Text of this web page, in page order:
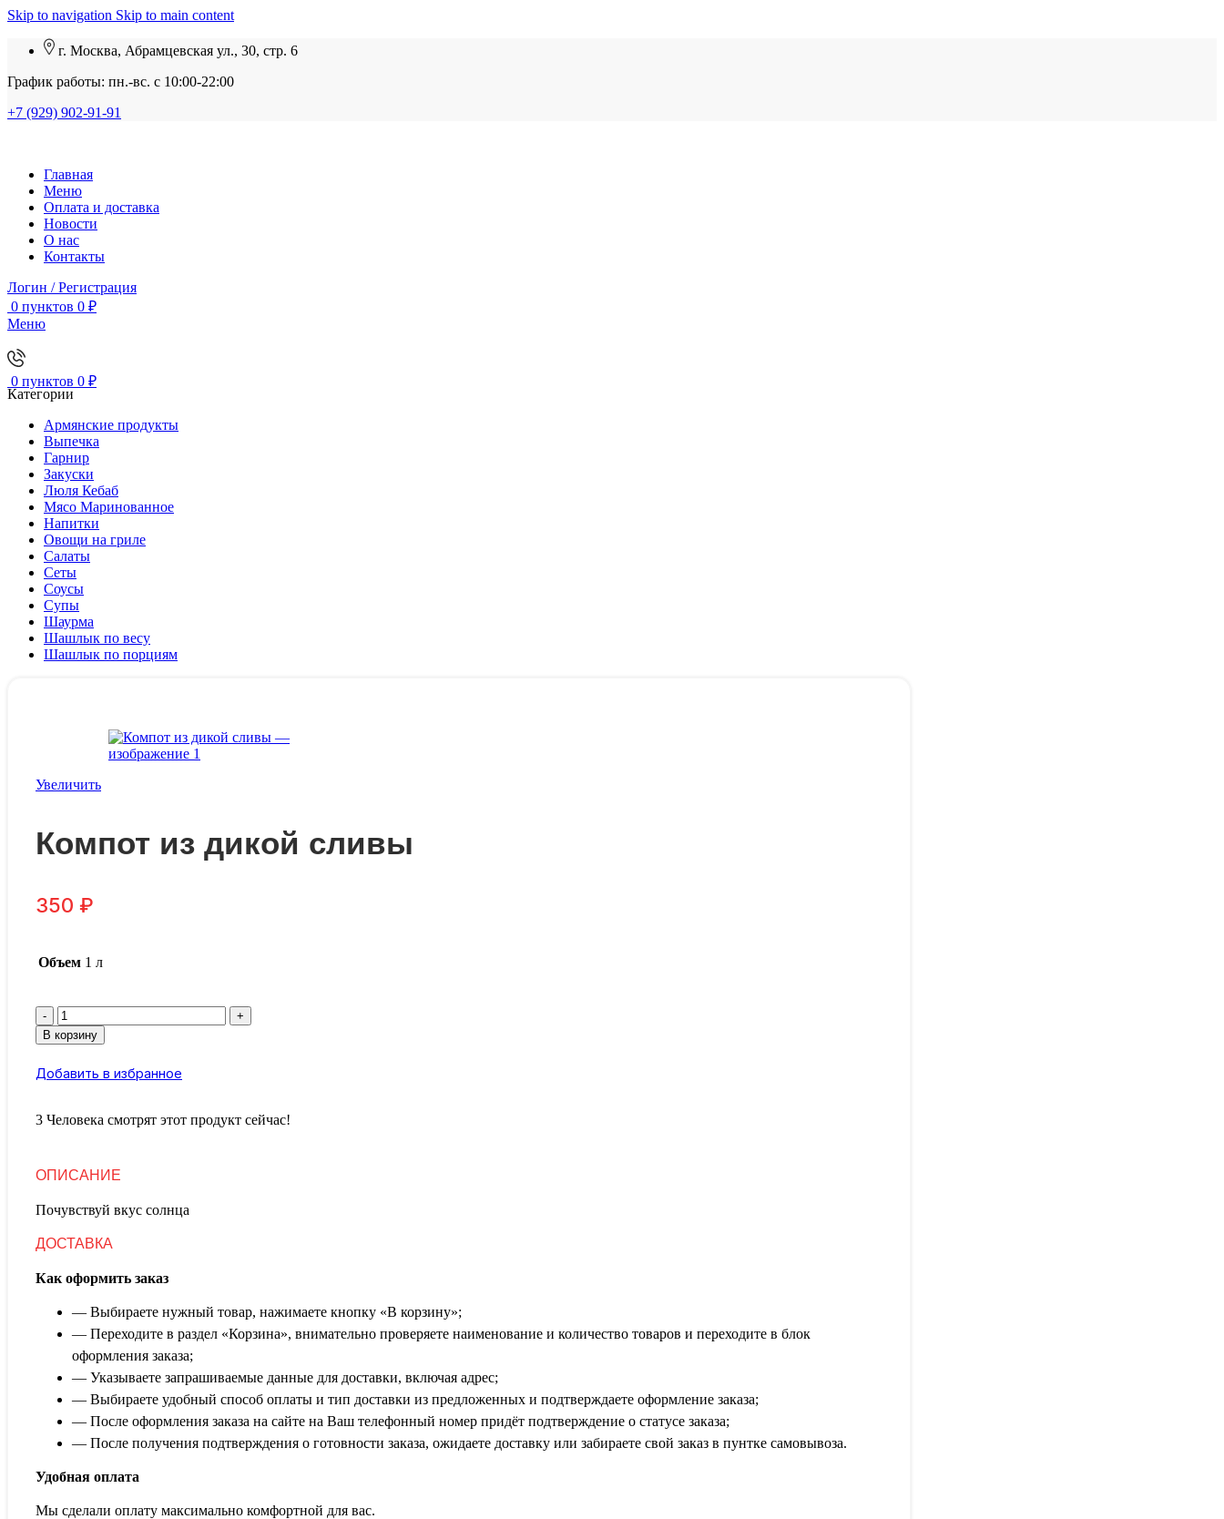
Skip to navigation Skip to main content
г. Москва, Абрамцевская ул., 30, стр. 6
График работы: пн.-вс. с 10:00-22:00
+7 (929) 902-91-91
Главная
Меню
Оплата и доставка
Новости
О нас
Контакты
Логин / Регистрация
0 пунктов 0 ₽
Меню
0 пунктов 0 ₽
Категории
Армянские продукты
Выпечка
Гарнир
Закуски
Люля Кебаб
Мясо Маринованное
Напитки
Овощи на гриле
Салаты
Сеты
Соусы
Супы
Шаурма
Шашлык по весу
Шашлык по порциям
Увеличить
Компот из дикой сливы
350 ₽
Объем 1 л
Количество
товара
Компот
дикой
В корзину
Добавить в избранное
3 Человека смотрят этот продукт сейчас!
ОПИСАНИЕ
Почувствуй вкус солнца
ДОСТАВКА
Как оформить заказ
— Выбираете нужный товар, нажимаете кнопку «В корзину»;
— Переходите в раздел «Корзина», внимательно проверяете наименование и количество товаров и переходите в блок
оформления заказа;
— Указываете запрашиваемые данные для доставки, включая адрес;
— Выбираете удобный способ оплаты и тип доставки из предложенных и подтверждаете оформление заказа;
— После оформления заказа на сайте на Ваш телефонный номер придёт подтверждение о статусе заказа;
— После получения подтверждения о готовности заказа, ожидаете доставку или забираете свой заказ в пунтке самовывоза.
Удобная оплата
Мы сделали оплату максимально комфортной для вас.